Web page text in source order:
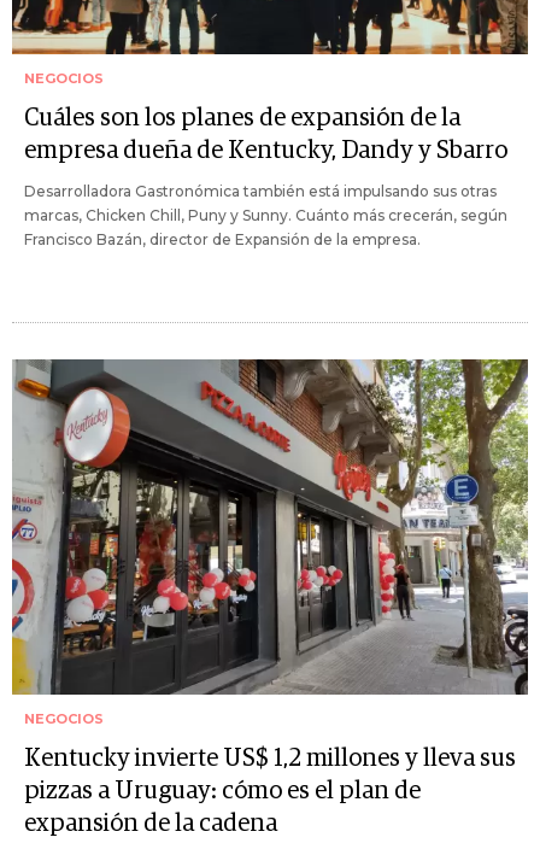
NEGOCIOS
Cuáles son los planes de expansión de la
empresa dueña de Kentucky, Dandy y Sbarro
Desarrolladora Gastronómica también está impulsando sus otras
marcas, Chicken Chill, Puny y Sunny. Cuánto más crecerán, según
Francisco Bazán, director de Expansión de la empresa.
NEGOCIOS
Kentucky invierte US$ 1,2 millones y lleva sus
pizzas a Uruguay: cómo es el plan de
expansión de la cadena